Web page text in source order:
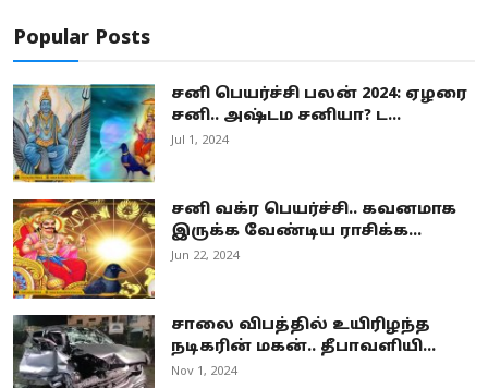
Popular Posts
சனி பெயர்ச்சி பலன் 2024: ஏழரை
சனி.. அஷ்டம சனியா? ட...
Jul 1, 2024
சனி வக்ர பெயர்ச்சி.. கவனமாக
இருக்க வேண்டிய ராசிக்க...
Jun 22, 2024
சாலை விபத்தில் உயிரிழந்த
நடிகரின் மகன்.. தீபாவளியி...
Nov 1, 2024